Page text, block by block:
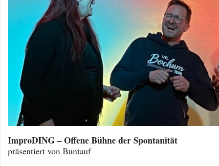
ImproDING – Offene Bühne der Spontanität
präsentiert von Buntauf